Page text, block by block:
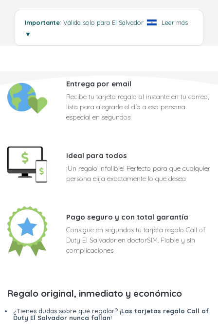
Importante: Válida solo para El Salvador
Leer más
▼
Entrega por email
Recibe tu tarjeta regalo al instante en tu correo,
lista para alegrarle el día a esa persona
especial en segundos
Ideal para todos
¡Un regalo infalible! Perfecto para que cualquier
persona elija exactamente lo que desea
Pago seguro y con total garantía
Consigue en segundos tu tarjeta regalo Call of
Duty El Salvador en doctorSIM. Fiable y sin
complicaciones
Regalo original, inmediato y económico
¿Tienes dudas sobre qué regalar? ¡Las tarjetas regalo Call of
Duty El Salvador nunca fallan!